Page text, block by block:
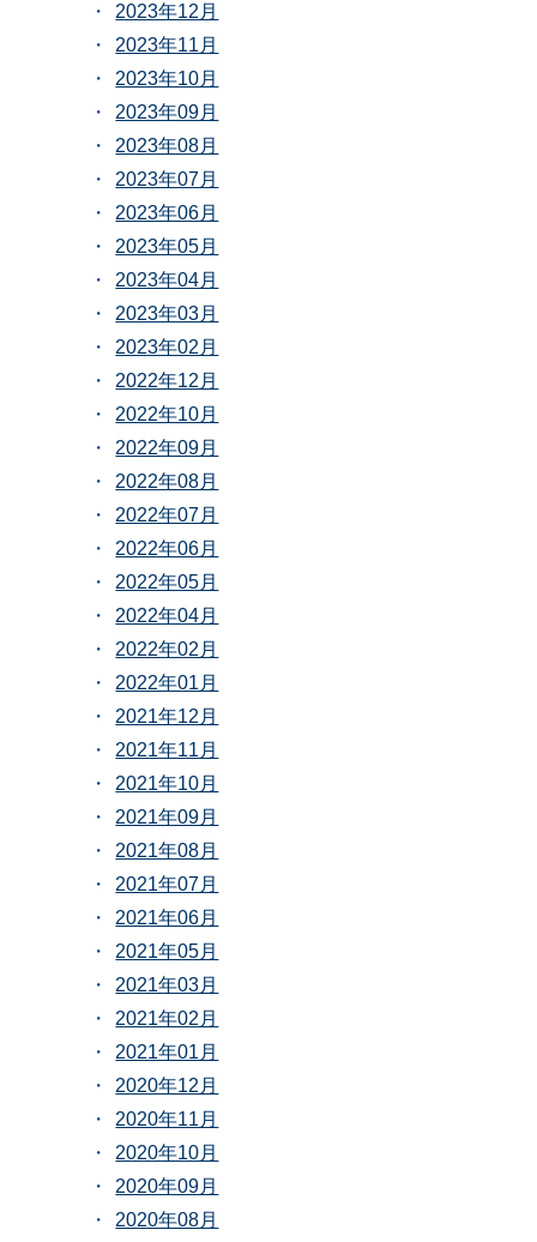
2023年12月
2023年11月
2023年10月
2023年09月
2023年08月
2023年07月
2023年06月
2023年05月
2023年04月
2023年03月
2023年02月
2022年12月
2022年10月
2022年09月
2022年08月
2022年07月
2022年06月
2022年05月
2022年04月
2022年02月
2022年01月
2021年12月
2021年11月
2021年10月
2021年09月
2021年08月
2021年07月
2021年06月
2021年05月
2021年03月
2021年02月
2021年01月
2020年12月
2020年11月
2020年10月
2020年09月
2020年08月